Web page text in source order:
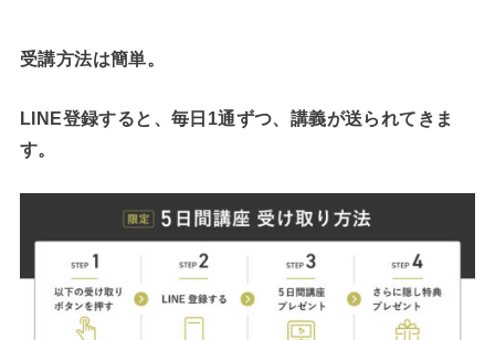
受講方法は簡単。
LINE登録すると、毎日1通ずつ、講義が送られてきま
す。